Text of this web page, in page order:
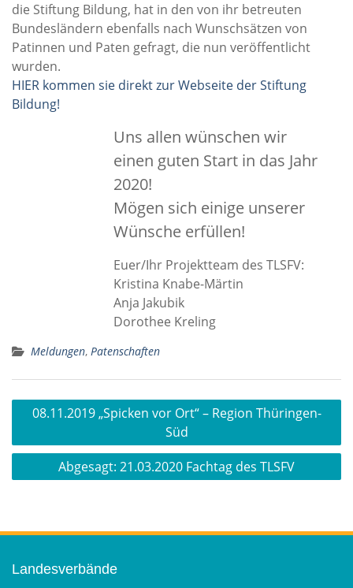
die Stiftung Bildung, hat in den von ihr betreuten
Bundesländern ebenfalls nach Wunschsätzen von
Patinnen und Paten gefragt, die nun veröffentlicht
wurden.
HIER kommen sie direkt zur Webseite der Stiftung
Bildung!
Uns allen wünschen wir
einen guten Start in das Jahr
2020!
Mögen sich einige unserer
Wünsche erfüllen!
Euer/Ihr Projektteam des TLSFV:
Kristina Knabe-Märtin
Anja Jakubik
Dorothee Kreling
Meldungen, Patenschaften
Beitragsnavigation
08.11.2019 „Spicken vor Ort“ – Region Thüringen-
Süd
Abgesagt: 21.03.2020 Fachtag des TLSFV
Landesverbände